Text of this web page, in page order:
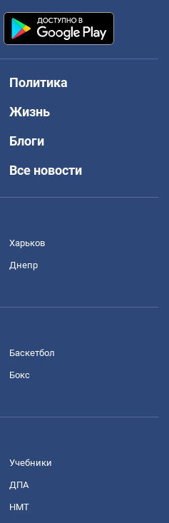
Политика
Жизнь
Блоги
Все новости
Харьков
Днепр
Баскетбол
Бокс
Учебники
ДПА
НМТ